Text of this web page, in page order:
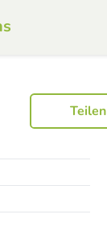
Teilen